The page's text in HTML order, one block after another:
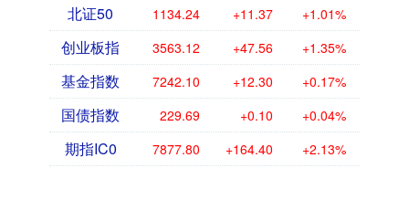
北证50 1134.24 +11.37 +1.01%
创业板指 3563.12 +47.56 +1.35%
基金指数 7242.10 +12.30 +0.17%
国债指数 229.69 +0.10 +0.04%
期指IC0 7877.80 +164.40 +2.13%